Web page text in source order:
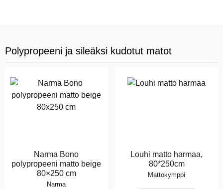
Polypropeeni ja sileäksi kudotut matot
Narma Bono
polypropeeni matto beige
80×250 cm
Narma
Louhi matto harmaa,
80*250cm
Mattokymppi